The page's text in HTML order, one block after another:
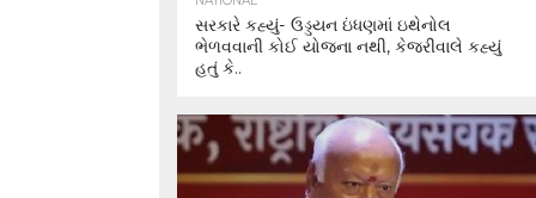
સરકારે કહ્યું- ઉડ્ડયન ઇંધણમાં ઇથેનોલ
ભેળવવાની કોઈ યોજના નથી, કેજરીવાલે કહ્યું
હતું કે..